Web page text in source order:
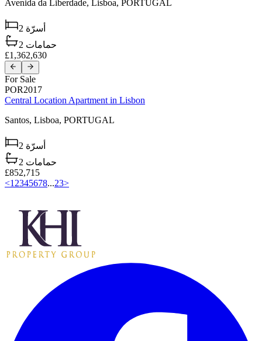
Avenida da Liberdade, Lisboa, PORTUGAL
2 أسرّة
2 حمامات
£1,362,630
For Sale
POR2017
Central Location Apartment in Lisbon
Santos, Lisboa, PORTUGAL
2 أسرّة
2 حمامات
£852,715
<1 2345678...23>